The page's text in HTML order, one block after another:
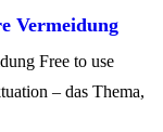
Vermeidung
Free to use
– das Thema,